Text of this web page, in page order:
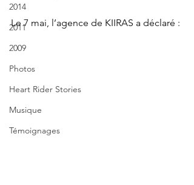
2014
2011
2009
Photos
Heart Rider Stories
Musique
Témoignages
Le 7 mai, l’agence de KIIRAS a déclaré :